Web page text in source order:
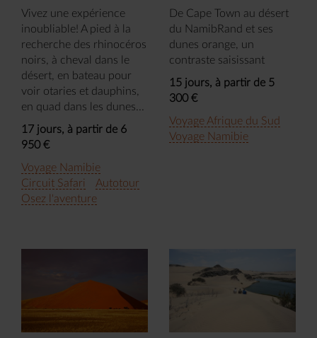
Vivez une expérience
inoubliable! A pied à la
recherche des rhinocéros
noirs, à cheval dans le
désert, en bateau pour
voir otaries et dauphins,
en quad dans les dunes...
17 jours, à partir de 6
950 €
Voyage Namibie
Circuit Safari
Autotour
Osez l'aventure
De Cape Town au désert
du NamibRand et ses
dunes orange, un
contraste saisissant
15 jours, à partir de 5
300 €
Voyage Afrique du Sud
Voyage Namibie